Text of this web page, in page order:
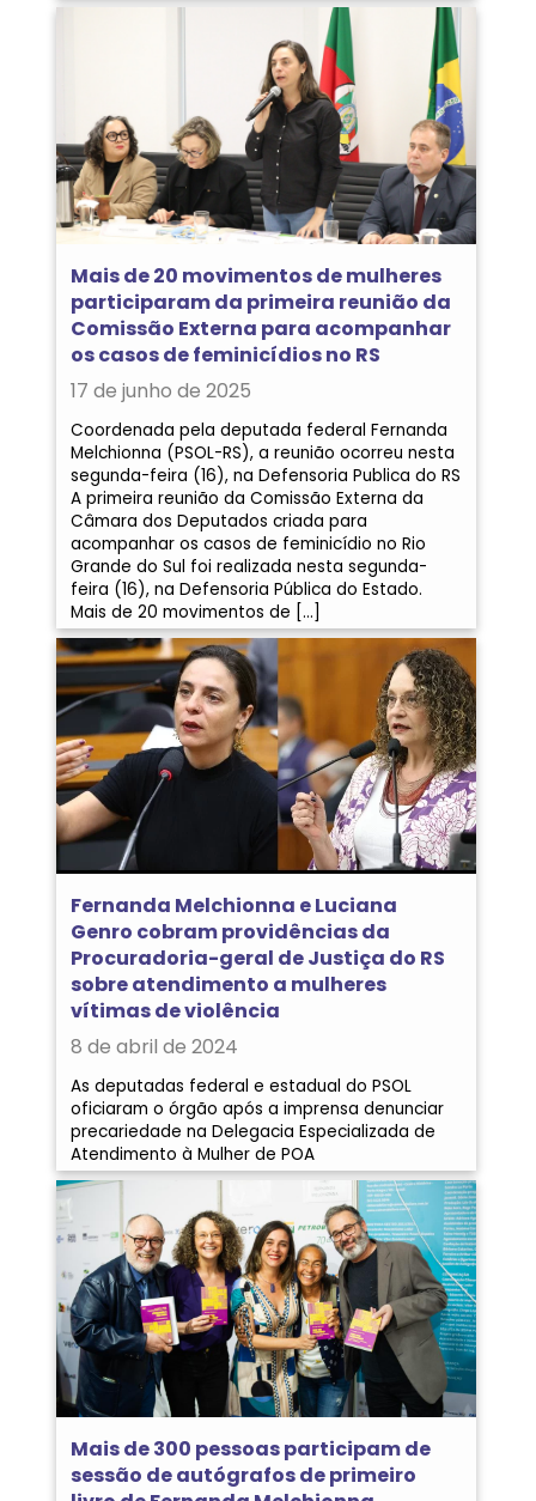
Mais de 20 movimentos de mulheres
participaram da primeira reunião da
Comissão Externa para acompanhar
os casos de feminicídios no RS
17 de junho de 2025
Coordenada pela deputada federal Fernanda
Melchionna (PSOL-RS), a reunião ocorreu nesta
segunda-feira (16), na Defensoria Publica do RS
A primeira reunião da Comissão Externa da
Câmara dos Deputados criada para
acompanhar os casos de feminicídio no Rio
Grande do Sul foi realizada nesta segunda-
feira (16), na Defensoria Pública do Estado.
Mais de 20 movimentos de […]
Fernanda Melchionna e Luciana
Genro cobram providências da
Procuradoria-geral de Justiça do RS
sobre atendimento a mulheres
vítimas de violência
8 de abril de 2024
As deputadas federal e estadual do PSOL
oficiaram o órgão após a imprensa denunciar
precariedade na Delegacia Especializada de
Atendimento à Mulher de POA
Mais de 300 pessoas participam de
sessão de autógrafos de primeiro